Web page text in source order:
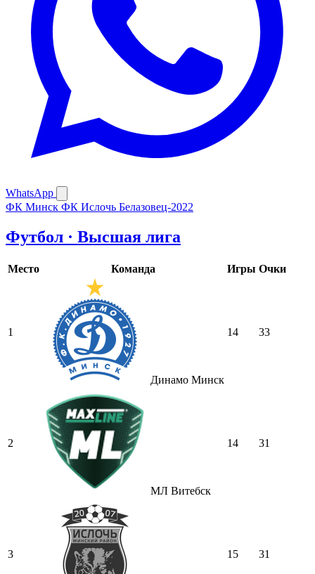
WhatsApp
ФК Минск ФК Ислочь Белазовец-2022
Футбол · Высшая лига
Место Команда Игры Очки
1
Динамо Минск
14 33
2
МЛ Витебск
14 31
3 15 31